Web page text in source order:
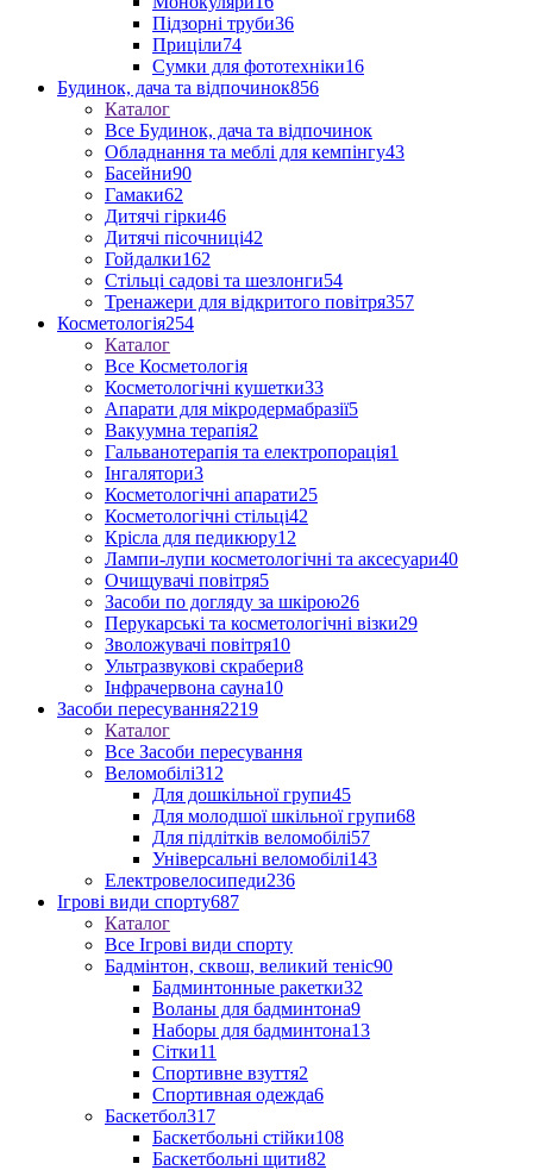
Підзорні труби36
Приціли74
Сумки для фототехніки16
Будинок, дача та відпочинок856
Каталог
Все Будинок, дача та відпочинок
Обладнання та меблі для кемпінгу43
Басейни90
Гамаки62
Дитячі гірки46
Дитячі пісочниці42
Гойдалки162
Стільці садові та шезлонги54
Тренажери для відкритого повітря357
Косметологія254
Каталог
Все Косметологія
Косметологічні кушетки33
Апарати для мікродермабразії5
Вакуумна терапія2
Гальванотерапія та електропорація1
Інгалятори3
Косметологічні апарати25
Косметологічні стільці42
Крісла для педикюру12
Лампи-лупи косметологічні та аксесуари40
Очищувачі повітря5
Засоби по догляду за шкірою26
Перукарські та косметологічні візки29
Зволожувачі повітря10
Ультразвукові скрабери8
Інфрачервона сауна10
Засоби пересування2219
Каталог
Все Засоби пересування
Веломобілі312
Для дошкільної групи45
Для молодшої шкільної групи68
Для підлітків веломобілі57
Універсальні веломобілі143
Електровелосипеди236
Ігрові види спорту687
Каталог
Все Ігрові види спорту
Бадмінтон, сквош, великий теніс90
Бадминтонные ракетки32
Воланы для бадминтона9
Наборы для бадминтона13
Сітки11
Спортивне взуття2
Спортивная одежда6
Баскетбол317
Баскетбольні стійки108
Баскетбольні щити82